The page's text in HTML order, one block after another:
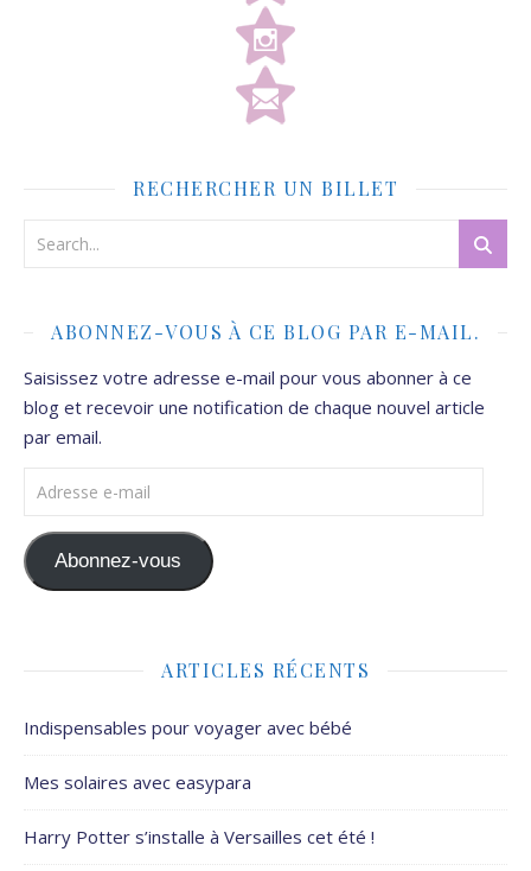
RECHERCHER UN BILLET
ABONNEZ-VOUS À CE BLOG PAR E-MAIL.
Saisissez votre adresse e-mail pour vous abonner à ce
blog et recevoir une notification de chaque nouvel article
par email.
Adresse e-mail
Abonnez-vous
ARTICLES RÉCENTS
Indispensables pour voyager avec bébé
Mes solaires avec easypara
Harry Potter s’installe à Versailles cet été !